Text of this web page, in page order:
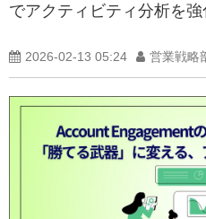
でアクティビティ分析を
2026-02-13 05:24 営業戦略